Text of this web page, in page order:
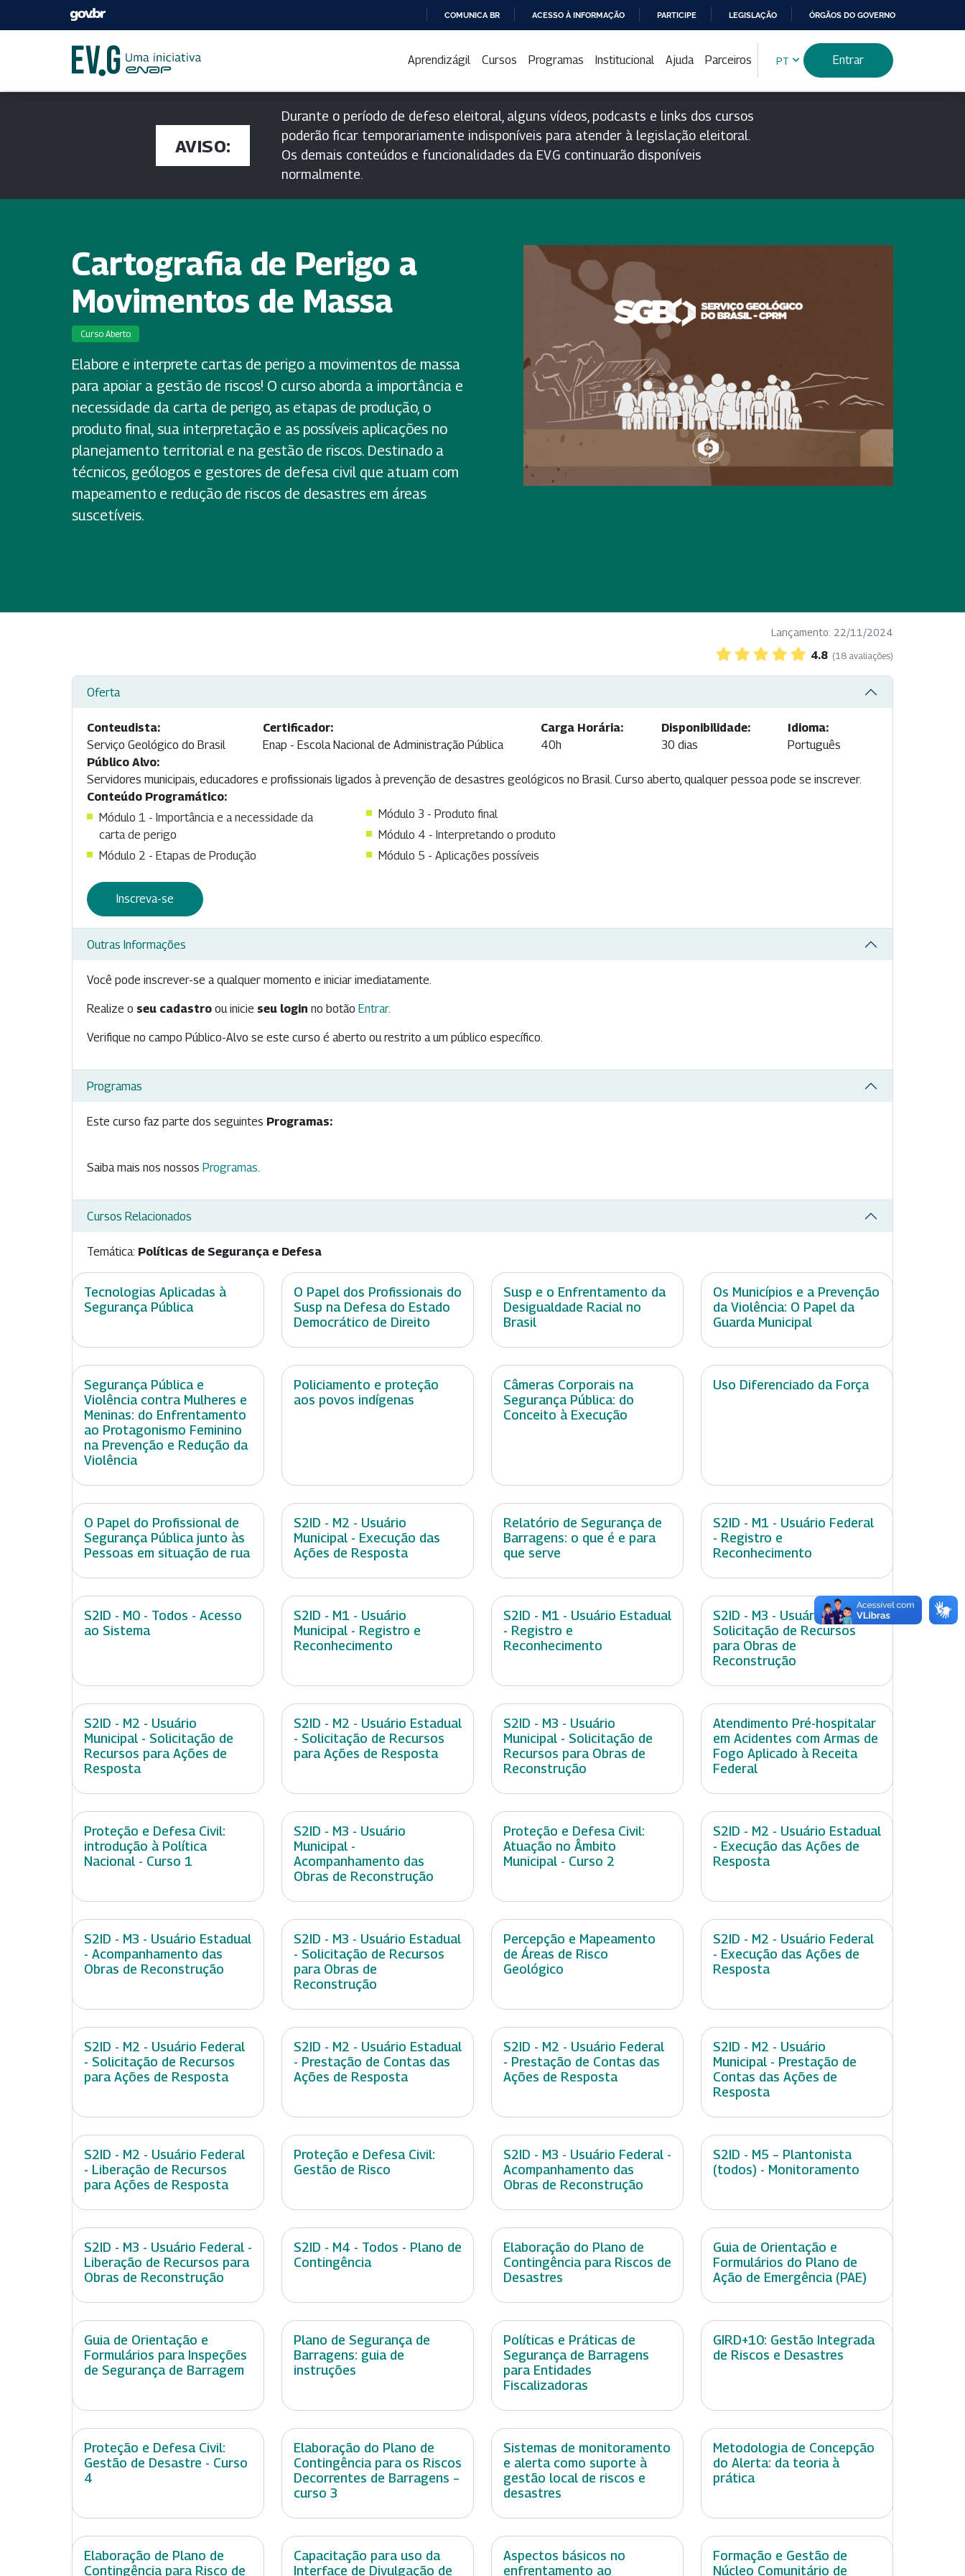
PARA
CONTEÚDO
COMUNICA BR ACESSO À INFORMAÇÃO PARTICIPE LEGISLAÇÃO ÓRGÃOS DO GOVERNO
Aprendizágil Cursos Programas Institucional Ajuda Parceiros PT Entrar
AVISO:
Durante o período de defeso eleitoral, alguns vídeos, podcasts e links dos cursos
poderão ficar temporariamente indisponíveis para atender à legislação eleitoral.
Os demais conteúdos e funcionalidades da EV.G continuarão disponíveis
normalmente.
Cartografia de Perigo a
Movimentos de Massa
Curso Aberto
Elabore e interprete cartas de perigo a movimentos de massa
para apoiar a gestão de riscos! O curso aborda a importância e
necessidade da carta de perigo, as etapas de produção, o
produto final, sua interpretação e as possíveis aplicações no
planejamento territorial e na gestão de riscos. Destinado a
técnicos, geólogos e gestores de defesa civil que atuam com
mapeamento e redução de riscos de desastres em áreas
suscetíveis.
Lançamento: 22/11/2024
4.8 (18 avaliações)
Oferta
Conteudista:
Serviço Geológico do Brasil
Certificador:
Enap - Escola Nacional de Administração Pública
Carga Horária:
40h
Disponibilidade:
30 dias
Idioma:
Português
Público Alvo:
Servidores municipais, educadores e profissionais ligados à prevenção de desastres geológicos no Brasil. Curso aberto, qualquer pessoa pode se inscrever.
Conteúdo Programático:
Módulo 1 - Importância e a necessidade da
carta de perigo
Módulo 2 - Etapas de Produção
Módulo 3 - Produto final
Módulo 4 - Interpretando o produto
Módulo 5 - Aplicações possíveis
Inscreva-se
Outras Informações
Você pode inscrever-se a qualquer momento e iniciar imediatamente.
Realize o seu cadastro ou inicie seu login no botão Entrar.
Verifique no campo Público-Alvo se este curso é aberto ou restrito a um público específico.
Programas
Este curso faz parte dos seguintes Programas:
Saiba mais nos nossos Programas.
Cursos Relacionados
Temática: Políticas de Segurança e Defesa
Tecnologias Aplicadas à
Segurança Pública
O Papel dos Profissionais do
Susp na Defesa do Estado
Democrático de Direito
Susp e o Enfrentamento da
Desigualdade Racial no
Brasil
Os Municípios e a Prevenção
da Violência: O Papel da
Guarda Municipal
Segurança Pública e
Violência contra Mulheres e
Meninas: do Enfrentamento
ao Protagonismo Feminino
na Prevenção e Redução da
Violência
Policiamento e proteção
aos povos indígenas
Câmeras Corporais na
Segurança Pública: do
Conceito à Execução
Uso Diferenciado da Força
O Papel do Profissional de
Segurança Pública junto às
Pessoas em situação de rua
S2ID - M2 - Usuário
Municipal - Execução das
Ações de Resposta
Relatório de Segurança de
Barragens: o que é e para
que serve
S2ID - M1 - Usuário Federal
- Registro e
Reconhecimento
S2ID - M0 - Todos - Acesso
ao Sistema
S2ID - M1 - Usuário
Municipal - Registro e
Reconhecimento
S2ID - M1 - Usuário Estadual
- Registro e
Reconhecimento
S2ID - M3 - Usuário Federal -
Solicitação de Recursos
para Obras de
Reconstrução
S2ID - M2 - Usuário
Municipal - Solicitação de
Recursos para Ações de
Resposta
S2ID - M2 - Usuário Estadual
- Solicitação de Recursos
para Ações de Resposta
S2ID - M3 - Usuário
Municipal - Solicitação de
Recursos para Obras de
Reconstrução
Atendimento Pré-hospitalar
em Acidentes com Armas de
Fogo Aplicado à Receita
Federal
Proteção e Defesa Civil:
introdução à Política
Nacional - Curso 1
S2ID - M3 - Usuário
Municipal -
Acompanhamento das
Obras de Reconstrução
Proteção e Defesa Civil:
Atuação no Âmbito
Municipal - Curso 2
S2ID - M2 - Usuário Estadual
- Execução das Ações de
Resposta
S2ID - M3 - Usuário Estadual
- Acompanhamento das
Obras de Reconstrução
S2ID - M3 - Usuário Estadual
- Solicitação de Recursos
para Obras de
Reconstrução
Percepção e Mapeamento
de Áreas de Risco
Geológico
S2ID - M2 - Usuário Federal
- Execução das Ações de
Resposta
S2ID - M2 - Usuário Federal
- Solicitação de Recursos
para Ações de Resposta
S2ID - M2 - Usuário Estadual
- Prestação de Contas das
Ações de Resposta
S2ID - M2 - Usuário Federal
- Prestação de Contas das
Ações de Resposta
S2ID - M2 - Usuário
Municipal - Prestação de
Contas das Ações de
Resposta
S2ID - M2 - Usuário Federal
- Liberação de Recursos
para Ações de Resposta
Proteção e Defesa Civil:
Gestão de Risco
S2ID - M3 - Usuário Federal -
Acompanhamento das
Obras de Reconstrução
S2ID - M5 – Plantonista
(todos) - Monitoramento
S2ID - M3 - Usuário Federal -
Liberação de Recursos para
Obras de Reconstrução
S2ID - M4 - Todos - Plano de
Contingência
Elaboração do Plano de
Contingência para Riscos de
Desastres
Guia de Orientação e
Formulários do Plano de
Ação de Emergência (PAE)
Guia de Orientação e
Formulários para Inspeções
de Segurança de Barragem
Plano de Segurança de
Barragens: guia de
instruções
Políticas e Práticas de
Segurança de Barragens
para Entidades
Fiscalizadoras
GIRD+10: Gestão Integrada
de Riscos e Desastres
Proteção e Defesa Civil:
Gestão de Desastre - Curso
4
Elaboração do Plano de
Contingência para os Riscos
Decorrentes de Barragens –
curso 3
Sistemas de monitoramento
e alerta como suporte à
gestão local de riscos e
desastres
Metodologia de Concepção
do Alerta: da teoria à
prática
Elaboração de Plano de
Contingência para Risco de
Capacitação para uso da
Interface de Divulgação de
Aspectos básicos no
enfrentamento ao
Formação e Gestão de
Núcleo Comunitário de